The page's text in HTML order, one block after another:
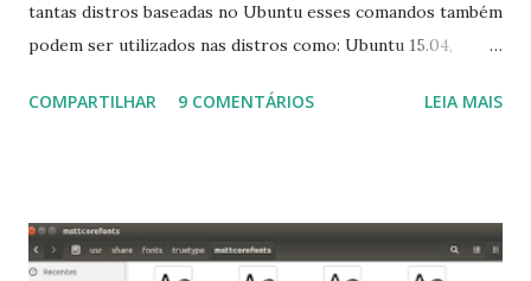
tantas distros baseadas no Ubuntu esses comandos também
podem ser utilizados nas distros como: Ubuntu 15.04,
Linux Mint 17, Pinguy OS 14.04, Elementary OS 0.3, Deepin
para usuários iniciantes... 1- Atualizar a lista de pacotes: $
COMPARTILHAR 9 COMENTÁRIOS LEIA MAIS